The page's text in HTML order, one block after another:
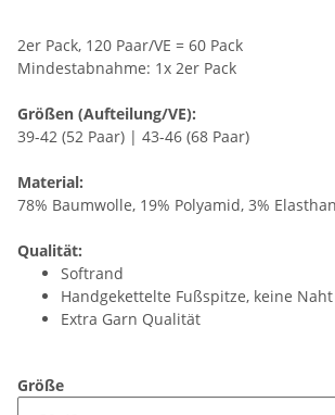
2er Pack, 120 Paar/VE = 60 Pack
Mindestabnahme: 1x 2er Pack
Größen (Aufteilung/VE):
39-42 (52 Paar) | 43-46 (68 Paar)
Material:
78% Baumwolle, 19% Polyamid, 3% Elasthan
Qualität:
Softrand
Handgekettelte Fußspitze, keine Naht
Extra Garn Qualität
Größe